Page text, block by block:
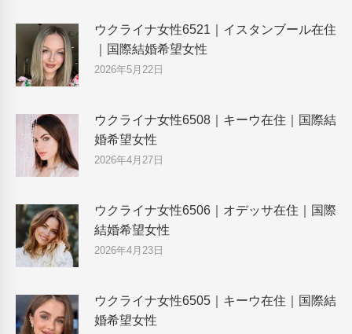
ウクライナ女性6521｜イスタンブール在住
｜国際結婚希望女性
2026年5月22日
ウクライナ女性6508｜キーウ在住｜国際結
婚希望女性
2026年4月27日
ウクライナ女性6506｜オデッサ在住｜国際
結婚希望女性
2026年4月23日
ウクライナ女性6505｜キーウ在住｜国際結
婚希望女性